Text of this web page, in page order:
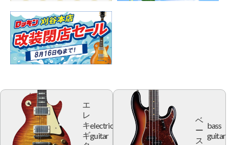
エ
レ
キ
ギ
electric
guitar
ベ
ー
ス
bass
guitar